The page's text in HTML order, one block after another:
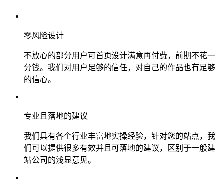
零风险设计
不放心的部分用户可首页设计满意再付费，前期不花一
分钱。我们对用户足够的信任，对自己的作品也有足够
的信心。
专业且落地的建议
我们具有各个行业丰富地实操经验，针对您的站点，我
们可以提供很多有效并且可落地的建议，区别于一般建
站公司的浅显意见。